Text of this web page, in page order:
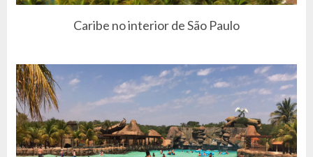
Caribe no interior de São Paulo